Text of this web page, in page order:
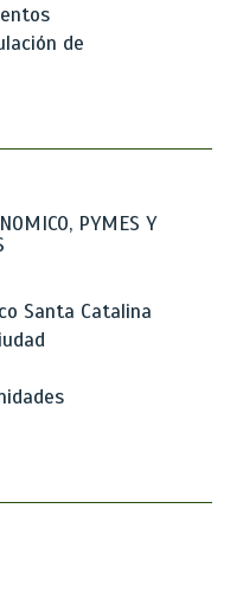
de
PYMES Y
Santa Catalina